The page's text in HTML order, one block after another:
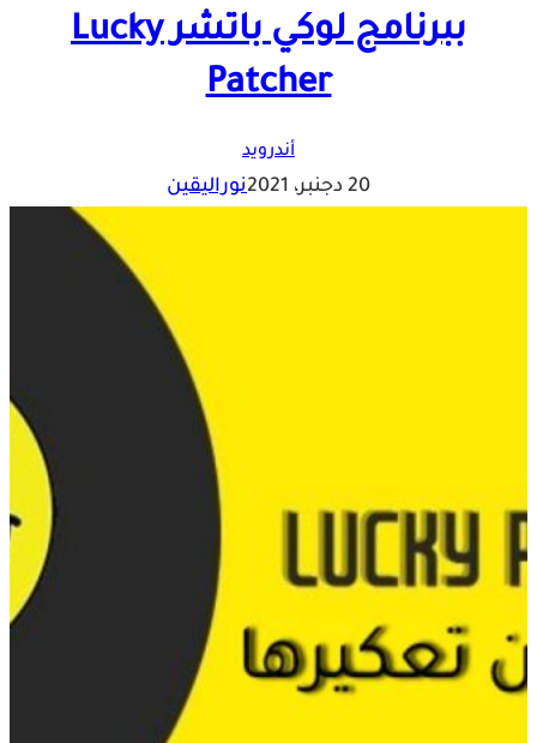
ببرنامج لوكي باتشر Lucky
Patcher
أندرويد
20 دجنبر، 2021 نوراليقين